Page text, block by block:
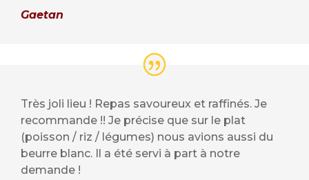
Gaetan
Très joli lieu ! Repas savoureux et raffinés. Je
recommande !! Je précise que sur le plat
(poisson / riz / légumes) nous avions aussi du
beurre blanc. Il a été servi à part à notre
demande !